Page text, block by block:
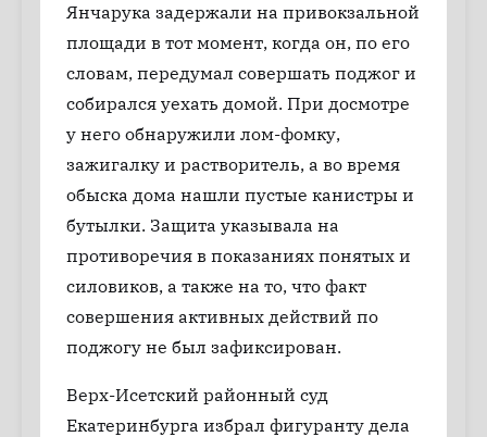
Янчарука задержали на привокзальной
площади в тот момент, когда он, по его
словам, передумал совершать поджог и
собирался уехать домой. При досмотре
у него обнаружили лом-фомку,
зажигалку и растворитель, а во время
обыска дома нашли пустые канистры и
бутылки. Защита указывала на
противоречия в показаниях понятых и
силовиков, а также на то, что факт
совершения активных действий по
поджогу не был зафиксирован.
Верх-Исетский районный суд
Екатеринбурга избрал фигуранту дела